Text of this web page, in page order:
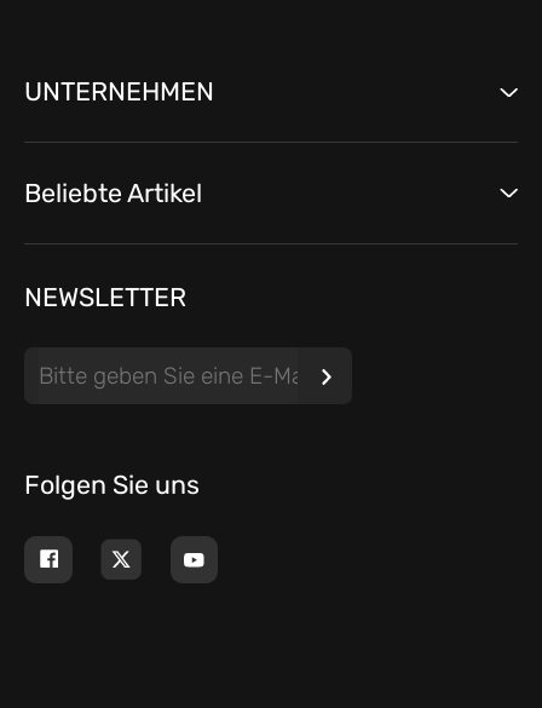
UNTERNEHMEN
Beliebte Artikel
NEWSLETTER
Folgen Sie uns